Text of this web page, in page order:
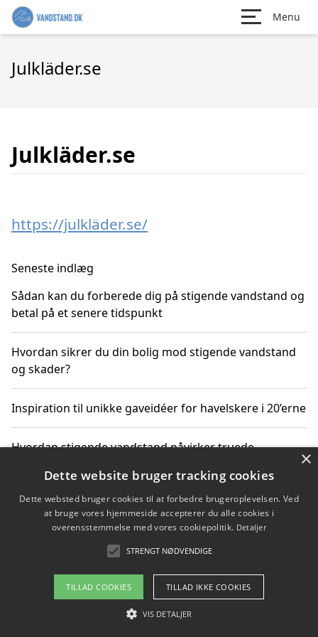
Menu
Julkläder.se
Julkläder.se
https://julkläder.se/
Seneste indlæg
Sådan kan du forberede dig på stigende vandstand og
betal på et senere tidspunkt
Hvordan sikrer du din bolig mod stigende vandstand
og skader?
Inspiration til unikke gaveidéer for havelskere i 20’erne
Hvordan stigende vandstand påvirker truede
Sådan vælger du de bedste vandrerygsække til
vandreture i Danmark
Copyright 2026 - Pilanto Aps
Om / kontakt
×
Dette website bruger tracking cookies
Dette websted bruger cookies til at forbedre brugeroplevelsen. Ved
at bruge vores hjemmeside accepterer du alle cookies i
overensstemmelse med vores cookiepolitik. Detaljer
STRENGT NØDVENDIGE
TILLAD COOKIES TILLAD IKKE COOKIES
VIS DETALJER